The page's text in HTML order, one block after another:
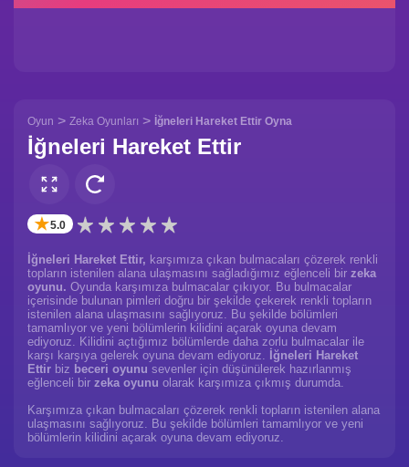
Oyun > Zeka Oyunları > İğneleri Hareket Ettir Oyna
İğneleri Hareket Ettir
✭5.0
İğneleri Hareket Ettir, karşımıza çıkan bulmacaları çözerek renkli
topların istenilen alana ulaşmasını sağladığımız eğlenceli bir zeka
oyunu. Oyunda karşımıza bulmacalar çıkıyor. Bu bulmacalar
içerisinde bulunan pimleri doğru bir şekilde çekerek renkli topların
istenilen alana ulaşmasını sağlıyoruz. Bu şekilde bölümleri
tamamlıyor ve yeni bölümlerin kilidini açarak oyuna devam
ediyoruz. Kilidini açtığımız bölümlerde daha zorlu bulmacalar ile
karşı karşıya gelerek oyuna devam ediyoruz. İğneleri Hareket
Ettir biz beceri oyunu sevenler için düşünülerek hazırlanmış
eğlenceli bir zeka oyunu olarak karşımıza çıkmış durumda.
Karşımıza çıkan bulmacaları çözerek renkli topların istenilen alana
ulaşmasını sağlıyoruz. Bu şekilde bölümleri tamamlıyor ve yeni
bölümlerin kilidini açarak oyuna devam ediyoruz.